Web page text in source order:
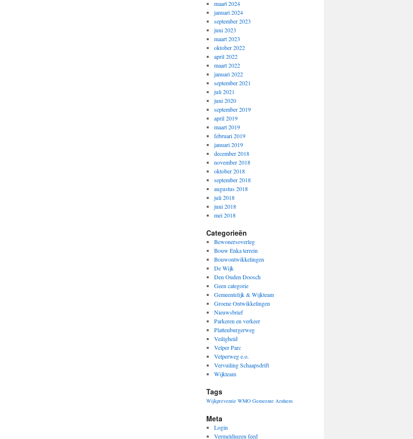
maart 2024
januari 2024
september 2023
juni 2023
maart 2023
oktober 2022
april 2022
maart 2022
januari 2022
september 2021
juli 2021
juni 2020
september 2019
april 2019
maart 2019
februari 2019
januari 2019
december 2018
november 2018
oktober 2018
september 2018
augustus 2018
juli 2018
juni 2018
mei 2018
Categorieën
Bewonersoverleg
Bouw Enka terrein
Bouwontwikkelingen
De Wijk
Den Ouden Doosch
Geen categorie
Gemeentelijk & Wijkteam
Groene Ontwikkelingen
Nieuwsbrief
Parkeren en verkeer
Plattenburgerweg
Veiligheid
Velper Parc
Velperweg e.o.
Vervuiling Schaapsdrift
Wijkteam
Tags
Wijkpreventie WMO Gemeente Arnhem
Meta
Login
Vermeldingen feed